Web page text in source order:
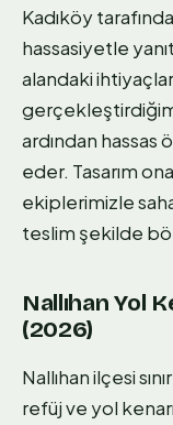
Kadıköy
hassasiyetle
alandaki
ardından hassas
eder. Tasarım
ekiplerimizle
teslim şekilde
Nallıhan Yol
(2026)
Nallıhan ilçesi
refüj ve yol